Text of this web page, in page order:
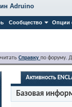
Сообщество Опции
Adruino
Справку по форуму.
Активность
Базовая